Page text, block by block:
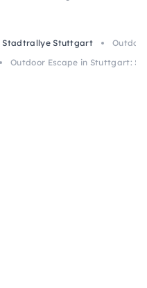
Stadtrallye Stuttgart
Outdoor Escape in Stuttgart: